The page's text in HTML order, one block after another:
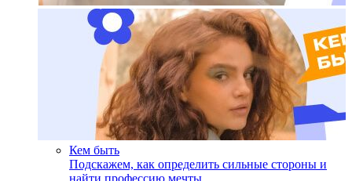
Кем быть
Подскажем, как определить сильные стороны и
найти профессию мечты